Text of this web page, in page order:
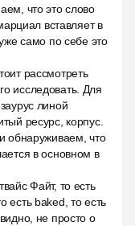
что это слово
вставляет в
само по себе это
рассмотреть
исследовать. Для
линой
ресурс, корпус.
обнаруживаем, что
в основном в
Файт, то есть
есть baked, то есть
не просто о